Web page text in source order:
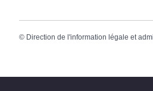
© Direction de l'information légale et